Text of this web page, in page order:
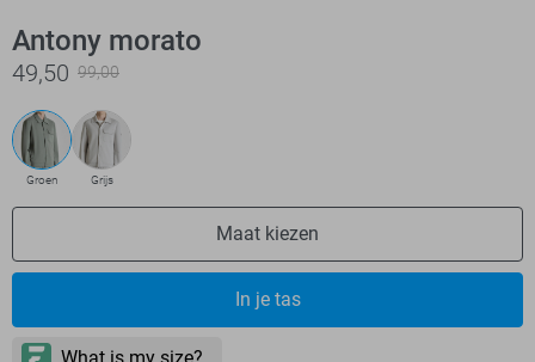
Antony morato
49,50 99,00
Groen Grijs
Maat kiezen
In je tas